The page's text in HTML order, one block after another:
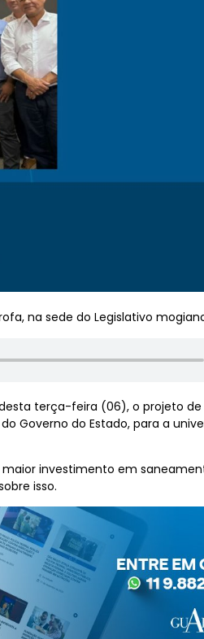
na sede do Legislativo
terça-feira (06), o projeto de
Governo do Estado, para a
maior investimento em
isso.